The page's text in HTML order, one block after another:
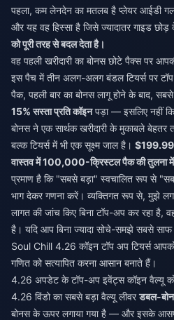
पहला, कम लेनदेन का मतलब है प्लेयर आईडी
और यह वह हिस्सा है जिसे ज्यादातर गाइड
को पूरी तरह से बदल देता है।
वह पहली खरीदारी का बोनस छोटे पैक्स पर
इस पैच में तीन अलग-अलग बंडल टियर्स पर
पैक, पहली बार का बोनस लागू होने के बाद,
15% सस्ता प्रति कॉइनपड़ा — इसलिए नहीं
बोनस ने एक सार्थक खरीदारी के मुकाबले बेहतर
बल्क टियर्स में भी एक सूक्ष्म जाल है।
वास्तव में 100,000-क्रिस्टल पैक की तुलना में
प्रमाण है कि "सबसे बड़ा" स्वचालित रूप से
भाग देकर गणना करें। व्यक्तिगत रूप से, मुझे
लागत की जांच किए बिना टॉप-अप कर रहा है,
है। यदि आप बिना ज्यादा सोचे-समझे सबसे
Soul Chill 4.26 कॉइन टॉप अप टियर्स
गणित को सत्यापित करना आसान बनाते हैं।
4.26 अपडेट के टॉप-अप इवेंट्स कॉइन वैल्यू
4.26 विंडो का सबसे बड़ा वैल्यू लीवरडबल-
बोनस के ऊपर लगाया गया है — और इसके